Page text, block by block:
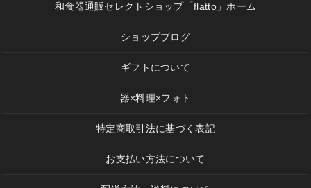
和食器通販セレクトショップ「flatto」ホーム
ショップブログ
ギフトについて
器×料理×フォト
特定商取引法に基づく表記
お支払い方法について